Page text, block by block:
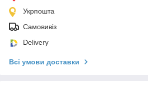
Укрпошта
Самовивіз
Delivery
Всі умови доставки